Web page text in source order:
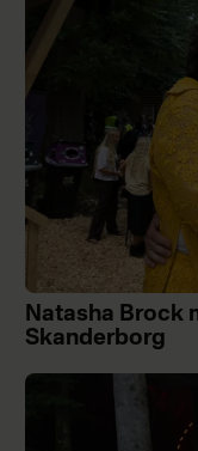
Natasha Brock
Skanderborg